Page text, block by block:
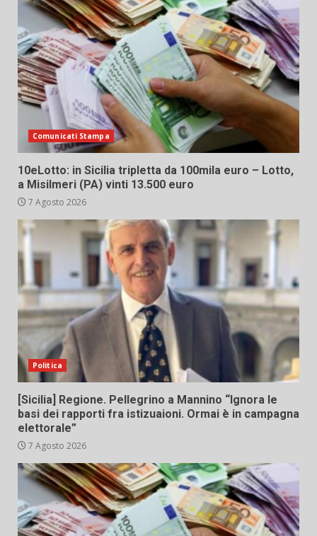
Comunicati Stampa
10eLotto: in Sicilia tripletta da 100mila euro – Lotto,
a Misilmeri (PA) vinti 13.500 euro
7 Agosto 2026
Politica
[Sicilia] Regione. Pellegrino a Mannino “Ignora le
basi dei rapporti fra istizuaioni. Ormai è in campagna
elettorale”
7 Agosto 2026